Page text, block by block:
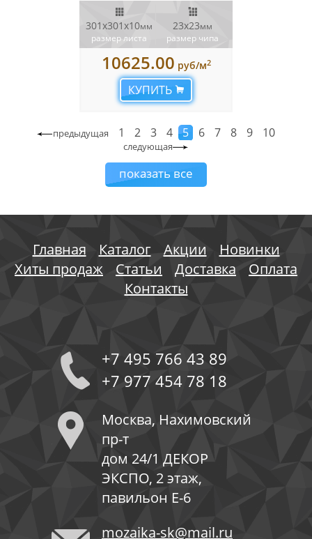
301х301х10мм
размер листа
23х23мм
размер чипа
10625.00 руб/м2
КУПИТЬ
предыдущая 1 2 3 4 5 6 7 8 9 10
следующая
показать все
Главная Каталог Акции
Новинки
Хиты продаж
Статьи Доставка
Оплата
Контакты
+7 495 766 43 89
+7 977 454 78 18
Москва, Нахимовский
пр-т
дом 24/1 ДЕКОР
ЭКСПО, 2 этаж,
павильон Е-6
mozaika-sk@mail.ru